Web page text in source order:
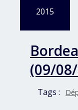
2015
(09/
Tags :